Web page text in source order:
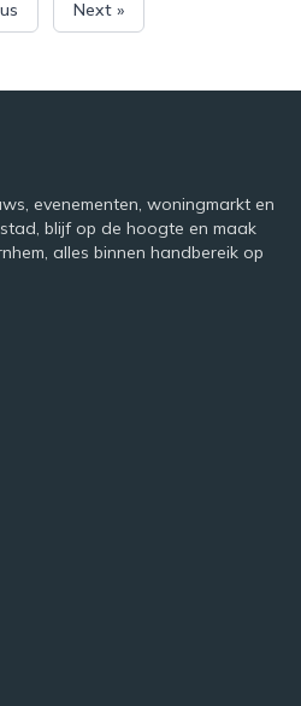
Next »
evenementen, woningmarkt en
blijf op de hoogte en maak
alles binnen handbereik op